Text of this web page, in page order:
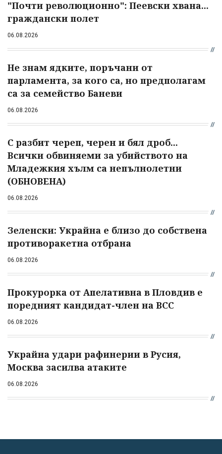
"Почти революционно": Пеевски хвана...
граждански полет
06.08.2026
Не знам ядките, поръчани от
парламента, за кого са, но предполагам
са за семейство Баневи
06.08.2026
С разбит череп, черен и бял дроб...
Всички обвиняеми за убийството на
Младежкия хълм са непълнолетни
(ОБНОВЕНА)
06.08.2026
Зеленски: Украйна е близо до собствена
противоракетна отбрана
06.08.2026
Прокурорка от Апелативна в Пловдив е
поредният кандидат-член на ВСС
06.08.2026
Украйна удари рафинерии в Русия,
Москва засилва атаките
06.08.2026